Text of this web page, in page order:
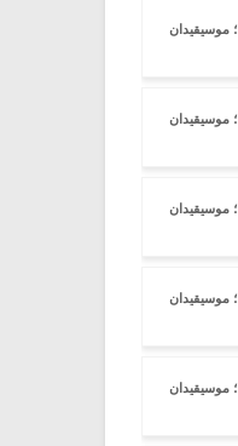
موسیقیدان
موسیقیدان
موسیقیدان
موسیقیدان
موسیقیدان